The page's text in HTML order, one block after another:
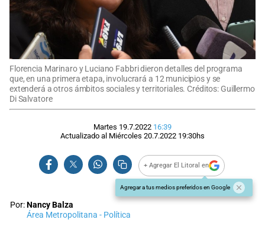
Florencia Marinaro y Luciano Fabbri dieron detalles del programa
que, en una primera etapa, involucrará a 12 municipios y se
extenderá a otros ámbitos sociales y territoriales. Créditos: Guillermo
Di Salvatore
Martes 19.7.2022 16:39
Actualizado al Miércoles 20.7.2022 19:30hs
+ Agregar El Litoral en
Agregar a tus medios preferidos en Google
Por:Nancy Balza
Área Metropolitana - Política